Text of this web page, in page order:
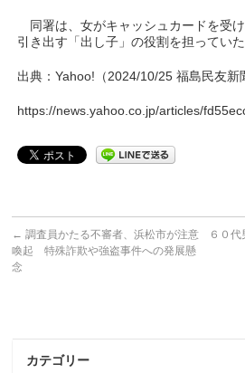
同署は、女がキャッシュカードを受
引き出す「出し子」の役割を担ってい
出典：Yahoo!（2024/10/25 福島民友新
https://news.yahoo.co.jp/articles/
← 調査員かたる不審者、浜松市が注意
喚起 特殊詐欺や強盗事件への発展懸
念
６０
カテゴリー